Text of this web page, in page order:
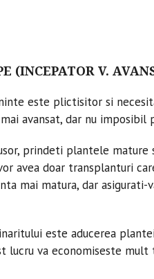
(INCEPATOR V.
este plictisitor si
avansat, dar nu imposibil
prindeti plantele
avea doar transplanturi
mai matura, dar
este aducerea
lucru va economiseste